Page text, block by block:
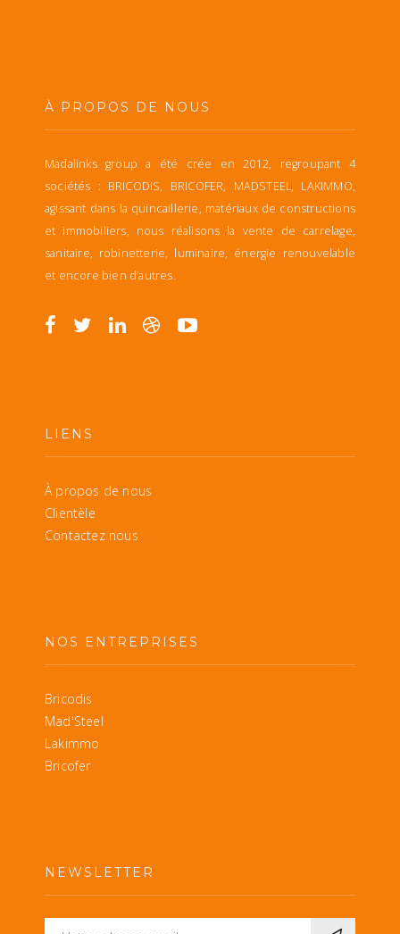
À PROPOS DE NOUS
Madalinks group a été crée en 2012, regroupant 4
sociétés : BRICODIS, BRICOFER, MADSTEEL, LAKIMMO,
agissant dans la quincaillerie, matériaux de constructions
et immobiliers, nous réalisons la vente de carrelage,
sanitaire, robinetterie, luminaire, énergie renouvelable
et encore bien d’autres.
LIENS
À propos de nous
Clientèle
Contactez nous
NOS ENTREPRISES
Bricodis
Mad'Steel
Lakimmo
Bricofer
NEWSLETTER